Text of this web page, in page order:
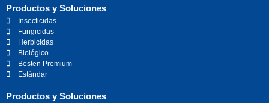
Productos y Soluciones
Insecticidas
Fungicidas
Herbicidas
Biológico
Besten Premium
Estándar
Productos y Soluciones